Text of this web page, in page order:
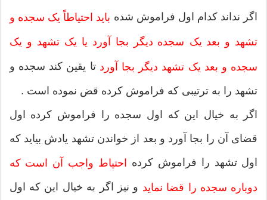
اگر نداند کدام اول فراموش شده باید احتیاطاً یک سجده و
تشهد و بعد یک سجده دیگر بجا آورد یا یک تشهد و یک
سجده و بعد یک تشهد دیگر بجا آورد تا یقین کند سجده و
تشهد را به ترتیبی که فراموش کرده قض نموده است .
اگر به خیال این که اول سجده را فراموش کرده اول
قضای آن را بجا آورد و بعد از خواندن تشهد یادش بیاید که
اول تشهد را فراموش کرده
احتیاط واجب آن است که
دوباره سجده را قضا نماید و نیز اگر به خیال این که اول